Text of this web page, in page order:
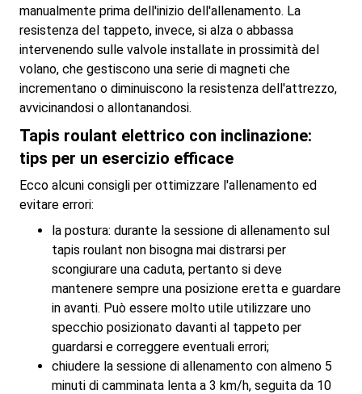
manualmente prima dell'inizio dell'allenamento. La
resistenza del tappeto, invece, si alza o abbassa
intervenendo sulle valvole installate in prossimità del
volano, che gestiscono una serie di magneti che
incrementano o diminuiscono la resistenza dell'attrezzo,
avvicinandosi o allontanandosi.
Tapis roulant elettrico con inclinazione:
tips per un esercizio efficace
Ecco alcuni consigli per ottimizzare l'allenamento ed
evitare errori:
la postura: durante la sessione di allenamento sul
tapis roulant non bisogna mai distrarsi per
scongiurare una caduta, pertanto si deve
mantenere sempre una posizione eretta e guardare
in avanti. Può essere molto utile utilizzare uno
specchio posizionato davanti al tappeto per
guardarsi e correggere eventuali errori;
chiudere la sessione di allenamento con almeno 5
minuti di camminata lenta a 3 km/h, seguita da 10